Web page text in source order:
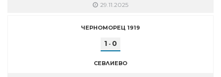
29.11.2025
ЧЕРНОМОРЕЦ 1919
1 - 0
СЕВЛИЕВО